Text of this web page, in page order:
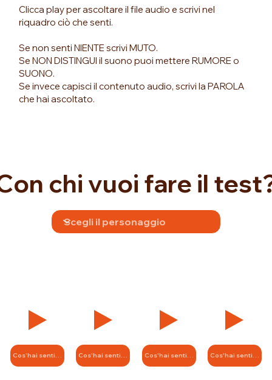
Clicca play per ascoltare il file audio e scrivi nel
riquadro ciò che senti.
Se non senti NIENTE scrivi MUTO.
Se NON DISTINGUI il suono puoi mettere RUMORE o
SUONO.
Se invece capisci il contenuto audio, scrivi la PAROLA
che hai ascoltato.
chi vuoi fare il